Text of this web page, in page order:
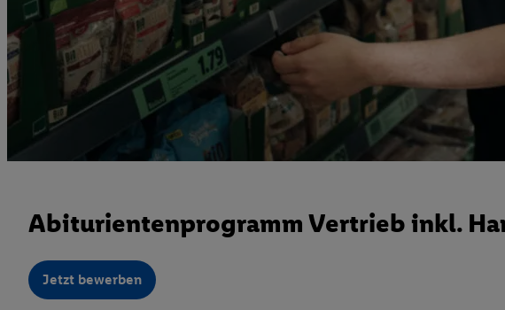
Abiturientenprogramm Vertrieb inkl.
Jetzt bewerben